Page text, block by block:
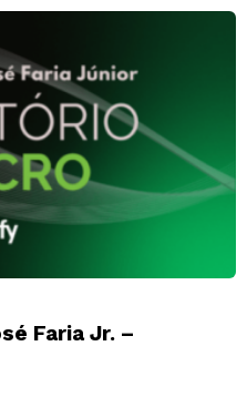
Faria Jr. –